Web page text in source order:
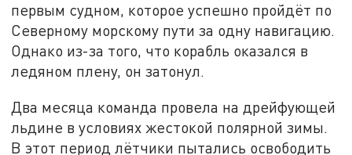
первым судном, которое успешно пройдёт по
Северному морскому пути за одну навигацию.
Однако из-за того, что корабль оказался в
ледяном плену, он затонул.
Два месяца команда провела на дрейфующей
льдине в условиях жестокой полярной зимы.
В этот период лётчики пытались освободить